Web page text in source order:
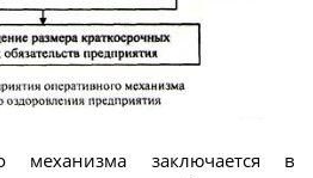
механизма заключается в